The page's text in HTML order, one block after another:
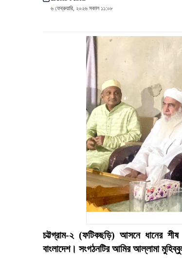
৬ ফেব্রুয়ারি, ২০২৬ সকাল ১১:০৮
চট্টগ্রাম-২ (ফটিকছড়ি) আসনে ধানের
বাংলাদেশ। সংগঠনটির আমির আল্লামা